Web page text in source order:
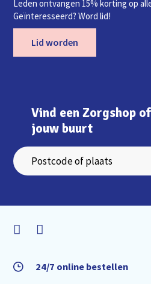
Leden ontvangen 15% korting op
Geïnteresseerd? Word lid!
Lid worden
Vind een Zorgshop
jouw buurt
24/7 online bestellen